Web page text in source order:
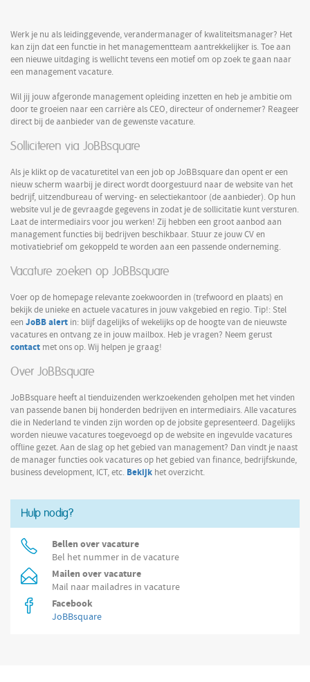
Werk je nu als leidinggevende, verandermanager of kwaliteitsmanager? Het
kan zijn dat een functie in het managementteam aantrekkelijker is. Toe aan
een nieuwe uitdaging is wellicht tevens een motief om op zoek te gaan naar
een management vacature.
Wil jij jouw afgeronde management opleiding inzetten en heb je ambitie om
door te groeien naar een carrière als CEO, directeur of ondernemer? Reageer
direct bij de aanbieder van de gewenste vacature.
Solliciteren via JoBBsquare
Als je klikt op de vacaturetitel van een job op JoBBsquare dan opent er een
nieuw scherm waarbij je direct wordt doorgestuurd naar de website van het
bedrijf, uitzendbureau of werving- en selectiekantoor (de aanbieder). Op hun
website vul je de gevraagde gegevens in zodat je de sollicitatie kunt versturen.
Laat de intermediairs voor jou werken! Zij hebben een groot aanbod aan
management functies bij bedrijven beschikbaar. Stuur ze jouw CV en
motivatiebrief om gekoppeld te worden aan een passende onderneming.
Vacature zoeken op JoBBsquare
Voer op de homepage relevante zoekwoorden in (trefwoord en plaats) en
bekijk de unieke en actuele vacatures in jouw vakgebied en regio. Tip!: Stel
een JoBB alert in: blijf dagelijks of wekelijks op de hoogte van de nieuwste
vacatures en ontvang ze in jouw mailbox. Heb je vragen? Neem gerust
contact met ons op. Wij helpen je graag!
Over JoBBsquare
JoBBsquare heeft al tienduizenden werkzoekenden geholpen met het vinden
van passende banen bij honderden bedrijven en intermediairs. Alle vacatures
die in Nederland te vinden zijn worden op de jobsite gepresenteerd. Dagelijks
worden nieuwe vacatures toegevoegd op de website en ingevulde vacatures
offline gezet. Aan de slag op het gebied van management? Dan vindt je naast
de manager functies ook vacatures op het gebied van finance, bedrijfskunde,
business development, ICT, etc. Bekijk het overzicht.
Hulp nodig?
Bellen over vacature
Bel het nummer in de vacature
Mailen over vacature
Mail naar mailadres in vacature
Facebook
JoBBsquare